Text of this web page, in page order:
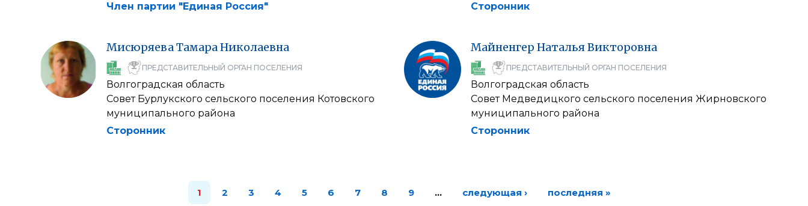
Член партии "Единая Россия"
Сторонник
МисюряеваТамараНиколаевна
ПРЕДСТАВИТЕЛЬНЫЙ ОРГАН ПОСЕЛЕНИЯ
Волгоградская область
Совет Бурлукского сельского поселения Котовского
муниципального района
Сторонник
Майненгер НатальяВикторовна
ПРЕДСТАВИТЕЛЬНЫЙ ОРГАН ПОСЕЛЕНИЯ
Волгоградская область
Совет Медведицкого сельского поселения Жирновского
муниципального района
Сторонник
1 2 3 4 5 6 7 8 9 … следующая › последняя »